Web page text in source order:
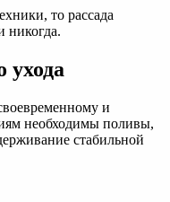
то рассада
никогда.
ухода
и
необходимы поливы,
стабильной